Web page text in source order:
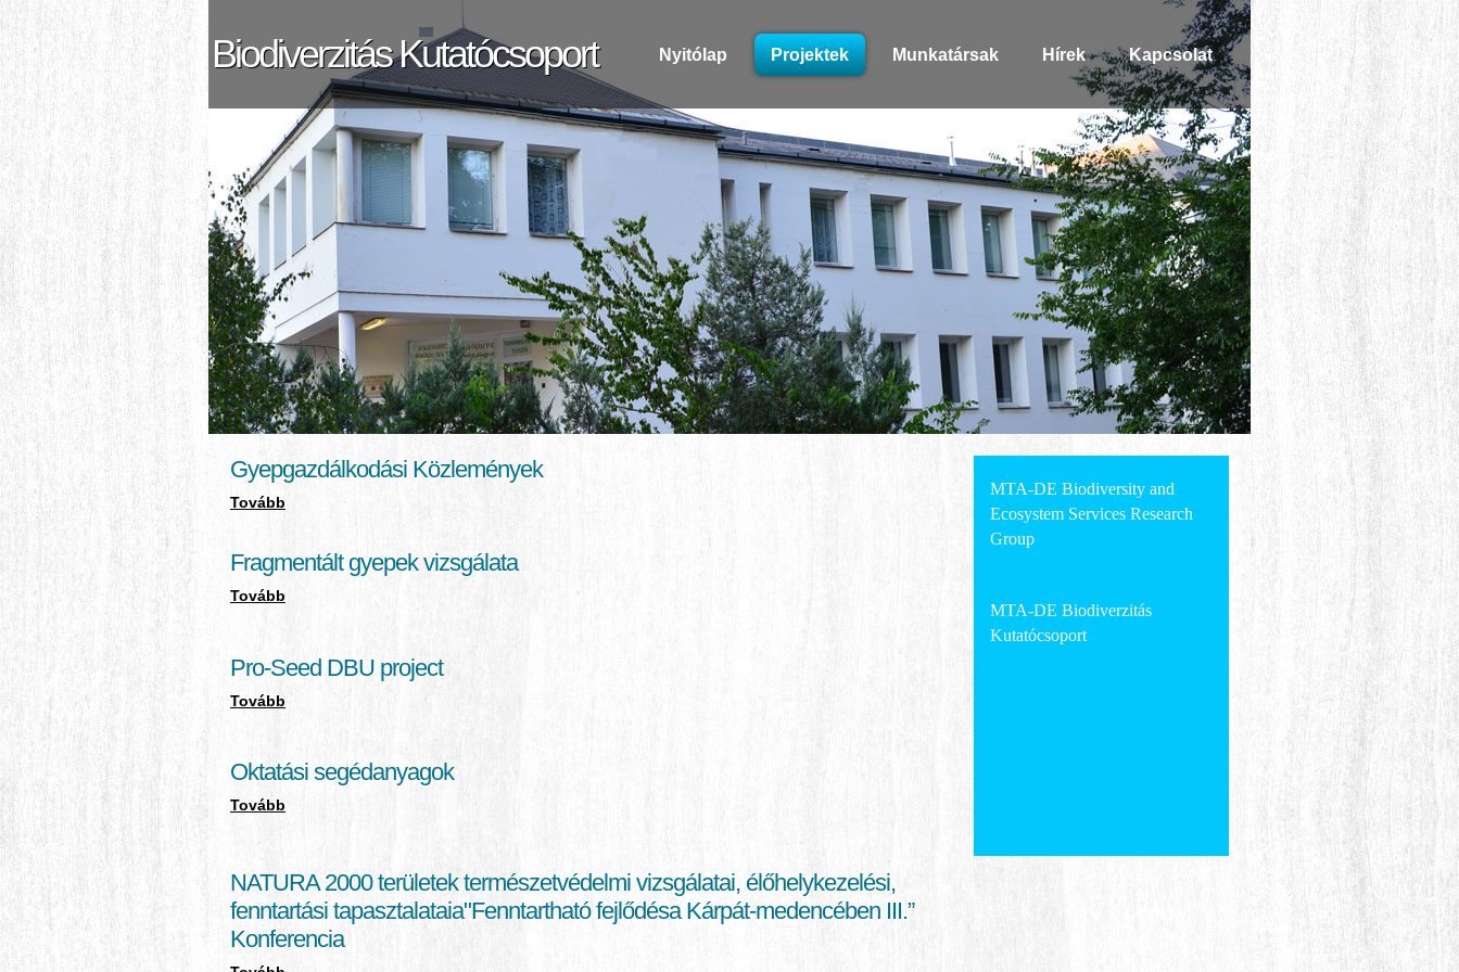
Biodiverzitás Kutatócsoport Nyitólap Projektek Munkatársak Hírek Kapcsolat
MTA-DE Biodiversity and
Ecosystem Services Research
Group
MTA-DE Biodiverzitás
Kutatócsoport
Gyepgazdálkodási Közlemények
Tovább
Fragmentált gyepek vizsgálata
Tovább
Pro-Seed DBU project
Tovább
Oktatási segédanyagok
Tovább
NATURA 2000 területek természetvédelmi vizsgálatai, élőhelykezelési,
fenntartási tapasztalataia"Fenntartható fejlődésa Kárpát-medencében III.”
Konferencia